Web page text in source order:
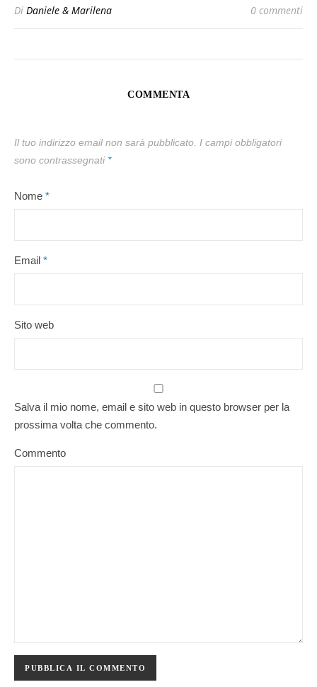
Di Daniele & Marilena 0 commenti
COMMENTA
Il tuo indirizzo email non sarà pubblicato. I campi obbligatori
sono contrassegnati *
Nome *
Email *
Sito web
Salva il mio nome, email e sito web in questo browser per la
prossima volta che commento.
Commento